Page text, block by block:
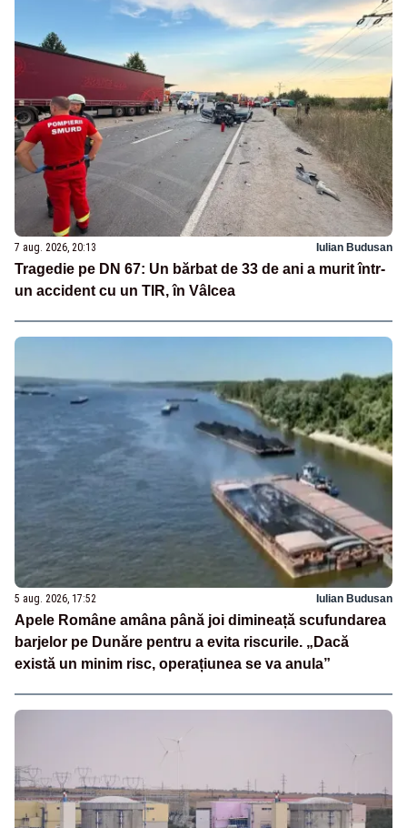
7 aug. 2026, 20:13 Iulian Budusan
Tragedie pe DN 67: Un bărbat de 33 de ani a murit într-
un accident cu un TIR, în Vâlcea
5 aug. 2026, 17:52 Iulian Budusan
Apele Române amâna până joi dimineață scufundarea
barjelor pe Dunăre pentru a evita riscurile. „Dacă
există un minim risc, operațiunea se va anula”